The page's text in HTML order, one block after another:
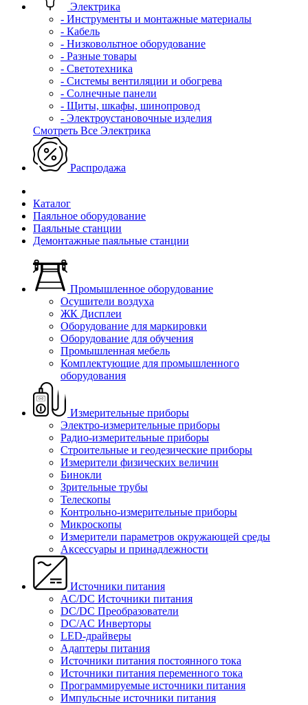
Электрика
- Инструменты и монтажные материалы
- Кабель
- Низковольтное оборудование
- Разные товары
- Светотехника
- Системы вентиляции и обогрева
- Солнечные панели
- Щиты, шкафы, шинопровод
- Электроустановочные изделия
Смотреть Все Электрика
Распродажа
Каталог
Паяльное оборудование
Паяльные станции
Демонтажные паяльные станции
Промышленное оборудование
Осушители воздуха
ЖК Дисплеи
Оборудование для маркировки
Оборудование для обучения
Промышленная мебель
Комплектующие для промышленного
оборудования
Измерительные приборы
Электро-измерительные приборы
Радио-измерительные приборы
Строительные и геодезические приборы
Измерители физических величин
Бинокли
Зрительные трубы
Телескопы
Контрольно-измерительные приборы
Микроскопы
Измерители параметров окружающей среды
Аксессуары и принадлежности
Источники питания
AC/DC Источники питания
DC/DC Преобразователи
DC/AC Инверторы
LED-драйверы
Адаптеры питания
Источники питания постоянного тока
Источники питания переменного тока
Программируемые источники питания
Импульсные источники питания